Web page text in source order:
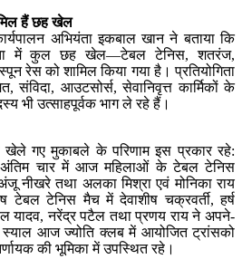
हैं छह खेल
अभियंता इकबाल खान ने बताया कि
में कुल छह खेल—टेबल टेनिस, शतरंज,
रेस को शामिल किया गया है। प्रतियोगिता
संविदा, आउटसोर्स, सेवानिवृत्त कार्मिकों के
भी उत्साहपूर्वक भाग ले रहे हैं।
खेले गए मुकाबले के परिणाम इस प्रकार रहे:
अंतिम चार में आज महिलाओं के टेबल टेनिस
नीखरे तथा अलका मिश्रा एवं मोनिका राय
टेनिस मैच में देवाशीष चक्रवर्ती, हर्ष
यादव, नरेंद्र पटैल तथा प्रणय राय ने अपने-
आज ज्योति क्लब में आयोजित ट्रांसको
की भूमिका में उपस्थित रहे।